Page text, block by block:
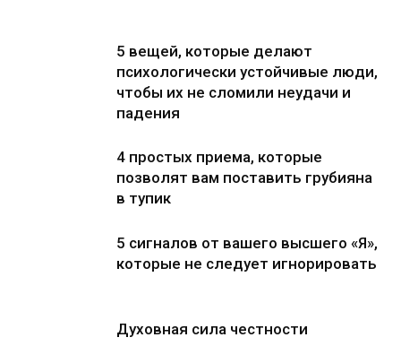
5 вещей, которые делают
психологически устойчивые люди,
чтобы их не сломили неудачи и
падения
4 простых приема, которые
позволят вам поставить грубияна
в тупик
5 сигналов от вашего высшего «Я»,
которые не следует игнорировать
Духовная сила честности